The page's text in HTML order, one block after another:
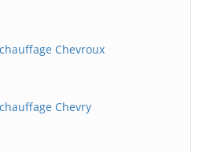
Chevroux
Chevry